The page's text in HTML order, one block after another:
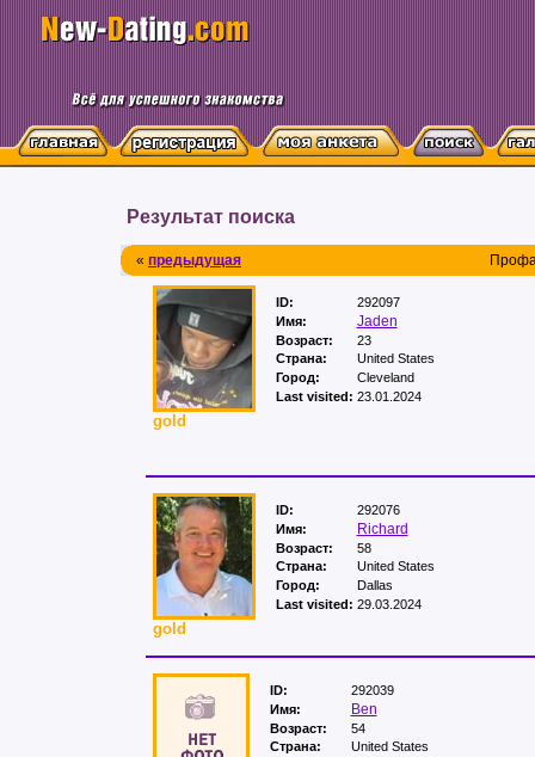
Результат поиска
« предыдущая
gold
ID:
292097
Имя:
Jaden
Возраст:
23
Страна:
United States
Город:
Cleveland
Last visited: 23.01.2024
gold
ID:
292076
Имя:
Richard
Возраст:
58
Страна:
United States
Город:
Dallas
Last visited: 29.03.2024
ID:
292039
Имя:
Ben
Возраст:
54
Страна:
United States